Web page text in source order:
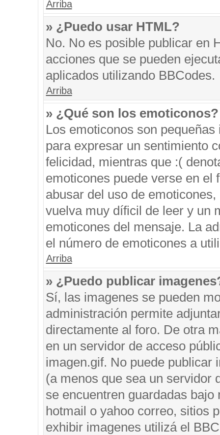
Arriba
» ¿Puedo usar HTML?
No. No es posible publicar en
acciones que se pueden
aplicados utilizando BBCodes.
Arriba
» ¿Qué son los emoticonos?
Los emoticonos son
para expresar un sentimiento
felicidad, mientras que :(
emoticones puede verse en el
abusar del uso de
vuelva muy díficil de leer y un
emoticones del mensaje. La
el número de emoticones a
Arriba
» ¿Puedo publicar
Sí, las imagenes se pueden
administración permite
directamente al foro. De otra
en un servidor de acceso
imagen.gif. No puede publicar
(a menos que sea un servidor
se encuentren guardadas
hotmail o yahoo correo, sitios
exhibir imagenes utilizá el